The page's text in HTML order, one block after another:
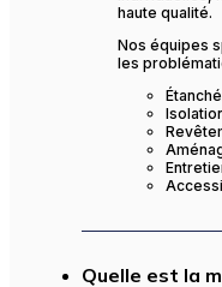
haute qualité.
Nos équipes
les
Quelle est la